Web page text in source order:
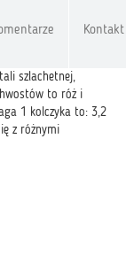
Kontakt
szlachetnej,
to róż i
1 kolczyka to: 3,2
z różnymi